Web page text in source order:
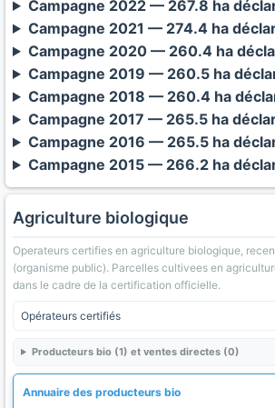
Campagne 2022 — 267.8 ha
Campagne 2021 — 274.4 ha
Campagne 2020 — 260.4 ha
Campagne 2019 — 260.5 ha
Campagne 2018 — 260.4 ha
Campagne 2017 — 265.5 ha
Campagne 2016 — 265.5 ha
Campagne 2015 — 266.2 ha
Agriculture biologique
Operateurs certifies en agriculture biologique,
(organisme public). Parcelles cultivees en
dans le cadre de la certification officielle.
Opérateurs certifiés
Producteurs bio (1) et ventes directes (0)
Annuaire des producteurs bio